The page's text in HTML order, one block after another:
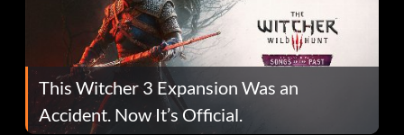
This Witcher 3 Expansion Was an
Accident. Now It’s Official.